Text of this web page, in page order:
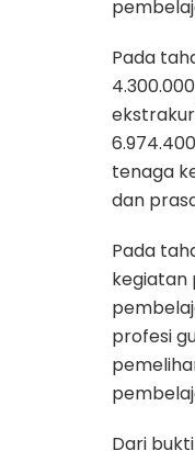
Pada
tenaga
dan
Pada
kegiatan
profesi
Dari